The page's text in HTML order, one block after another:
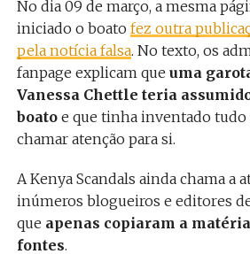
No dia 09 de março, a mesma
iniciado o boato fez outra
pela notícia falsa. No texto, os
fanpage explicam que uma
Vanessa Chettle teria
boatoe que tinha inventado tudo
chamar atenção para si.
A Kenya Scandals ainda chama a
inúmeros blogueiros e editores
que apenas copiaram a
fontes.